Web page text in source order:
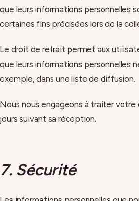
que leurs informations personnelles
certaines fins précisées lors de la
Le droit de retrait permet aux
que leurs informations personnelles
exemple, dans une liste de diffusion.
Nous nous engageons à traiter votre
jours suivant sa réception.
7. Sécurité